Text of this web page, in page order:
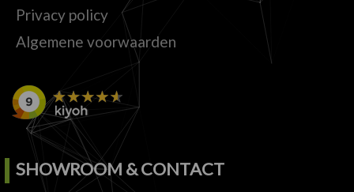
Privacy policy
Algemene voorwaarden
SHOWROOM & CONTACT